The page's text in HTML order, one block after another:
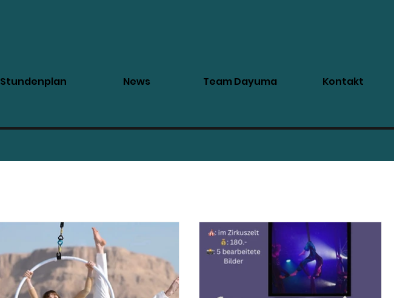
Stundenplan News Team Dayuma Kontakt